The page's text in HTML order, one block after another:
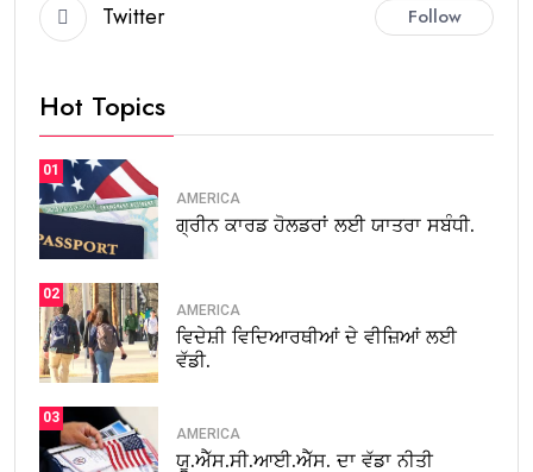
Twitter Follow
Hot Topics
01
AMERICA
ਗ੍ਰੀਨ ਕਾਰਡ ਹੋਲਡਰਾਂ ਲਈ ਯਾਤਰਾ ਸਬੰਧੀ.
02
AMERICA
ਵਿਦੇਸ਼ੀ ਵਿਦਿਆਰਥੀਆਂ ਦੇ ਵੀਜ਼ਿਆਂ ਲਈ
ਵੱਡੀ.
03
AMERICA
ਯੂ.ਐੱਸ.ਸੀ.ਆਈ.ਐੱਸ. ਦਾ ਵੱਡਾ ਨੀਤੀ